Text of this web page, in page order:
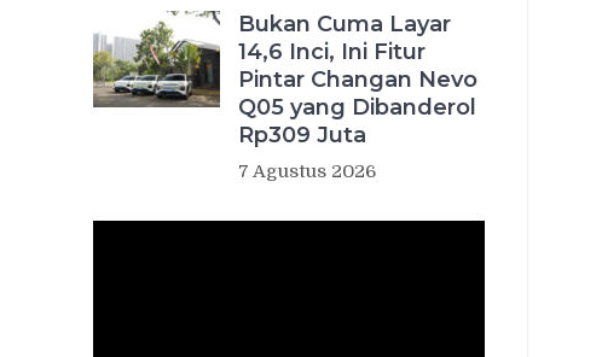
Bukan Cuma Layar
14,6 Inci, Ini Fitur
Pintar Changan Nevo
Q05 yang Dibanderol
Rp309 Juta
7 Agustus 2026